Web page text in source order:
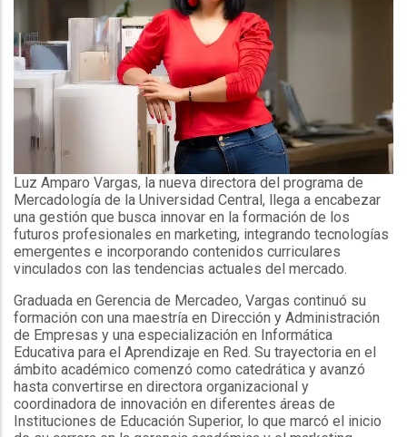
Luz Amparo Vargas, la nueva directora del programa de
Mercadología de la Universidad Central, llega a encabezar
una gestión que busca innovar en la formación de los
futuros profesionales en marketing, integrando tecnologías
emergentes e incorporando contenidos curriculares
vinculados con las tendencias actuales del mercado.
Graduada en Gerencia de Mercadeo, Vargas continuó su
formación con una maestría en Dirección y Administración
de Empresas y una especialización en Informática
Educativa para el Aprendizaje en Red. Su trayectoria en el
ámbito académico comenzó como catedrática y avanzó
hasta convertirse en directora organizacional y
coordinadora de innovación en diferentes áreas de
Instituciones de Educación Superior, lo que marcó el inicio